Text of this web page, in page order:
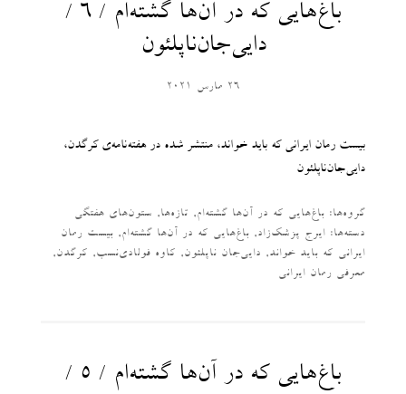
باغ‌هایی که در آن‌ها گشته‌ام / ۶ /
دایی‌جان‌ناپلئون
26 مارس 2021
بیست رمان ایرانی که باید خواند، منتشر شده در هفته‌نامه‌ی کرگدن،
دایی‌جان‌ناپلئون
گروه‌ها: باغ‌هایی که در آن‌ها گشته‌ام, تازه‌ها, ستون‌های هفتگی
دسته‌‌ها: ایرج پزشک‌زاد, باغ‌هایی که در آن‌ها گشته‌ام, بیست رمان
ایرانی که باید خواند, دایی‌جان ناپلئون, کاوه فولادی‌نسب, کرگدن,
معرفی رمان ایرانی
باغ‌هایی که در آن‌ها گشته‌ام / ۵ /